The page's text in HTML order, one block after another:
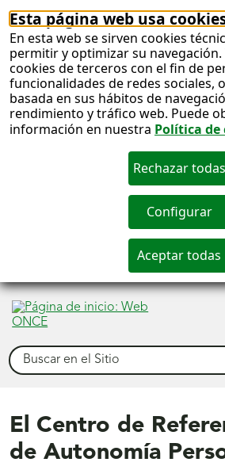
Esta página web usa
En esta web se sirven cookies
permitir y optimizar su navegación.
cookies de terceros con el fin de
funcionalidades de redes sociales,
basada en sus hábitos de
rendimiento y tráfico web. Puede
información en nuestra Política de
Buscar
El Centro de
de Autonomía